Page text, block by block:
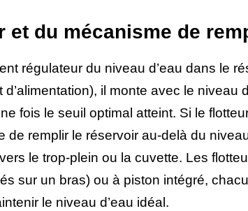
et du mécanisme de
régulateur du niveau d’eau dans le
il monte avec le niveau
fois le seuil optimal atteint. Si le
de remplir le réservoir au-delà du
vers le trop-plein ou la cuvette. Les
sur un bras) ou à piston intégré,
le niveau d’eau idéal.